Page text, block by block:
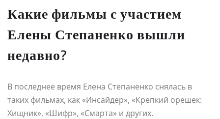
Какие фильмы с участием
Елены Степаненко вышли
недавно?
В последнее время Елена Степаненко снялась в
таких фильмах, как «Инсайдер», «Крепкий орешек:
Хищник», «Шифр», «Смарта» и других.